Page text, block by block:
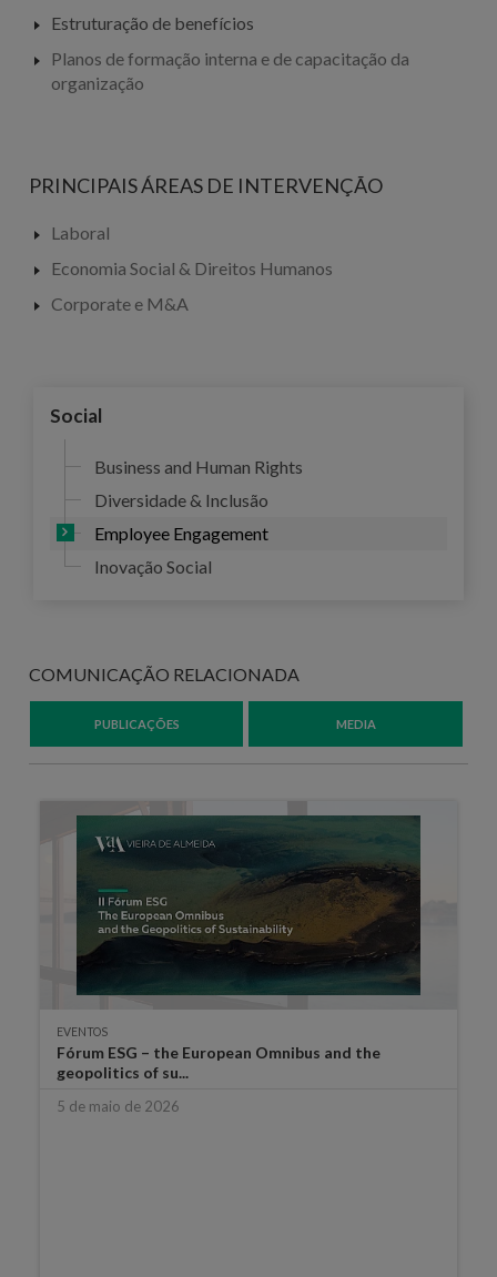
Estruturação de benefícios
Planos de formação interna e de capacitação da
organização
PRINCIPAIS ÁREAS DE INTERVENÇÃO
Laboral
Economia Social & Direitos Humanos
Corporate e M&A
Social
Business and Human Rights
Diversidade & Inclusão
Employee Engagement
Inovação Social
COMUNICAÇÃO RELACIONADA
PUBLICAÇÕES MEDIA
EVENTOS
Fórum ESG – the European Omnibus and the
geopolitics of su...
5 de maio de 2026